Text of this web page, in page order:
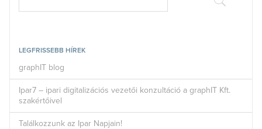
LEGFRISSEBB HÍREK
graphIT blog
Ipar7 – ipari digitalizációs vezetői konzultáció a graphIT Kft.
szakértőivel
Találkozzunk az Ipar Napjain!